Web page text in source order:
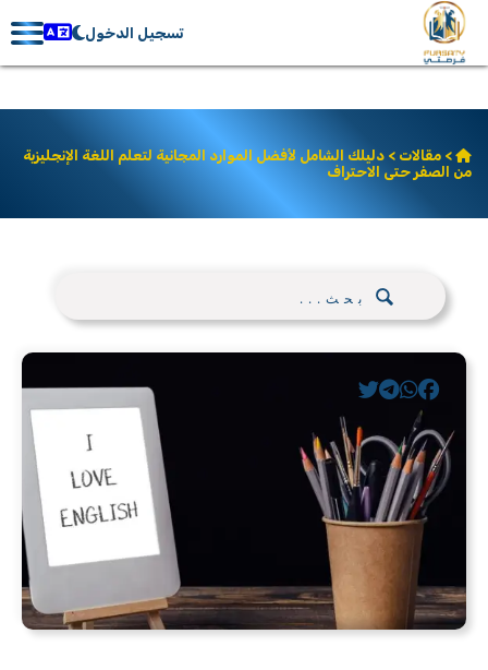
تسجيل الدخول
> مقالات > دليلك الشامل لأفضل الموارد المجانية لتعلم اللغة الإنجليزية
من الصفر حتى الاحتراف